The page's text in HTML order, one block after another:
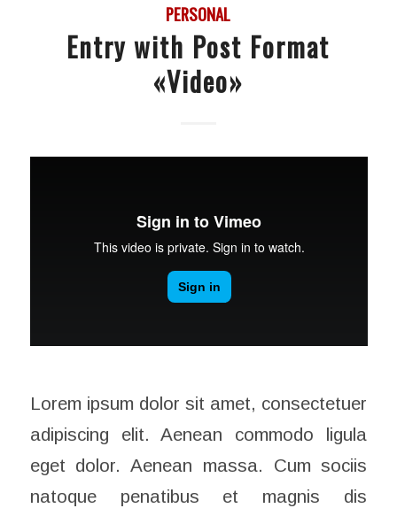
PERSONAL
Entry with Post Format
«Video»
Lorem ipsum dolor sit amet, consectetuer
adipiscing elit. Aenean commodo ligula
eget dolor. Aenean massa. Cum sociis
natoque penatibus et magnis dis